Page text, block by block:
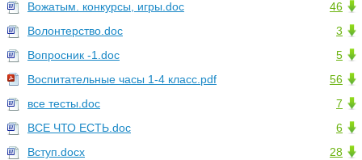
46
Вожатым. конкурсы, игры.doc
3
Волонтерство.doc
5
Вопросник -1.doc
56
Воспитательные часы 1-4 класс.pdf
7
все тесты.doc
6
ВСЕ ЧТО ЕСТЬ.doc
28
Вступ.docx